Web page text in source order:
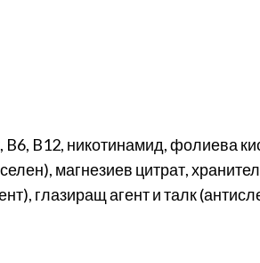
B12, никотинамид, фолиева
магнезиев цитрат,
глазиращ агент и талк